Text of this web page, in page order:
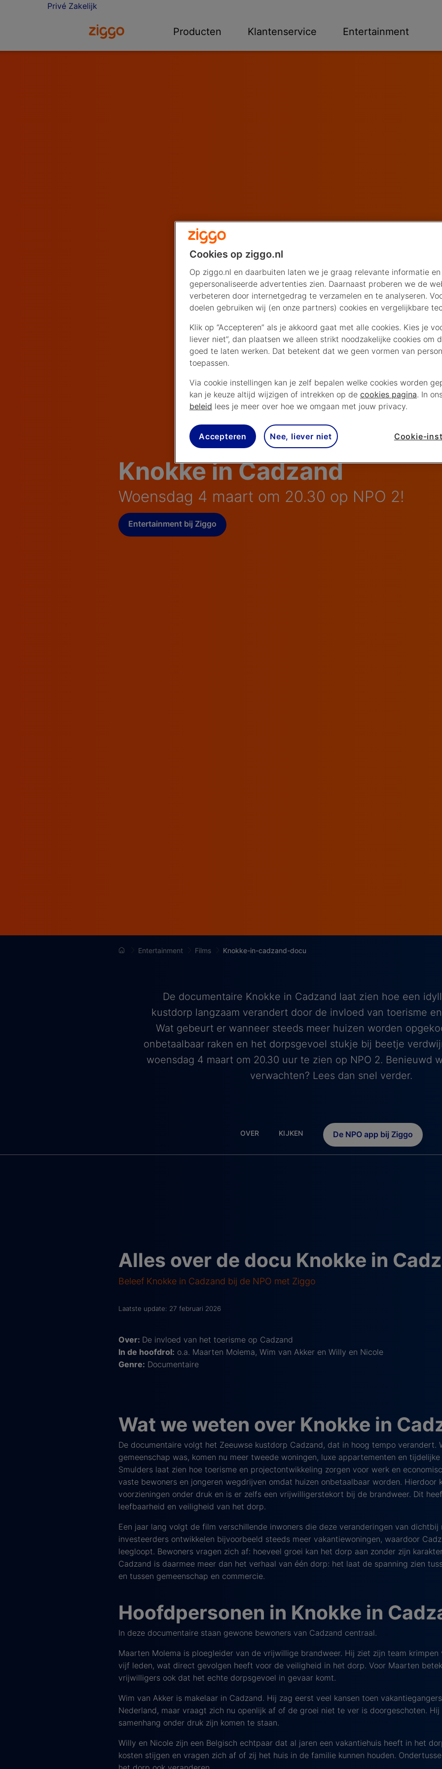
Privé Zakelijk
Ga naar de Ziggo homepageProducten Klantenservice Entertainment
Knokke in Cadzand
Woensdag 4 maart om 20.30 op NPO 2!
Entertainment bij Ziggo
Entertainment Films Knokke-in-cadzand-docu
De documentaire Knokke in Cadzand laat zien hoe een
kustdorp langzaam verandert door de invloed van toerisme
Wat gebeurt er wanneer steeds meer huizen worden
onbetaalbaar raken en het dorpsgevoel stukje bij beetje
woensdag 4 maart om 20.30 uur te zien op NPO 2. Benieuwd
verwachten? Lees dan snel verder.
OVER KIJKEN De NPO app bij Ziggo
Alles over de docu Knokke in
Beleef Knokke in Cadzand bij de NPO met Ziggo
Laatste update: 27 februari 2026
Over: De invloed van het toerisme op Cadzand
In de hoofdrol: o.a. Maarten Molema, Wim van Akker en Willy en Nicole
Genre: Documentaire
Wat we weten over Knokke in
De documentaire volgt het Zeeuwse kustdorp Cadzand, dat in hoog tempo verandert.
gemeenschap was, komen nu meer tweede woningen, luxe appartementen en
Smulders laat zien hoe toerisme en projectontwikkeling zorgen voor werk en
vaste bewoners en jongeren wegdrijven omdat huizen onbetaalbaar worden. Hierdoor
voorzieningen onder druk en is er zelfs een vrijwilligerstekort bij de brandweer. Dit
leefbaarheid en veiligheid van het dorp.
Een jaar lang volgt de film verschillende inwoners die deze veranderingen van dichtbij
investeerders ontwikkelen bijvoorbeeld steeds meer vakantiewoningen, waardoor
leegloopt. Bewoners vragen zich af: hoeveel groei kan het dorp aan zonder zijn
Cadzand is daarmee meer dan het verhaal van één dorp: het laat de spanning zien
en tussen gemeenschap en commercie.
Hoofdpersonen in Knokke in
In deze documentaire staan gewone bewoners van Cadzand centraal.
Maarten Molema is ploegleider van de vrijwillige brandweer. Hij ziet zijn team krimpen
vijf leden, wat direct gevolgen heeft voor de veiligheid in het dorp. Voor Maarten
vrijwilligers ook dat het echte dorpsgevoel in gevaar komt.
Wim van Akker is makelaar in Cadzand. Hij zag eerst veel kansen toen
Nederland, maar vraagt zich nu openlijk af of de groei niet te ver is doorgeschoten.
samenhang onder druk zijn komen te staan.
Willy en Nicole zijn een Belgisch echtpaar dat al jaren een vakantiehuis heeft in het
kosten stijgen en vragen zich af of zij het huis in de familie kunnen houden.
Cookies op ziggo.nl
Op ziggo.nl en daarbuiten laten we je graag relevante informatie en
gepersonaliseerde advertenties zien. Daarnaast proberen we de
verbeteren door internetgedrag te verzamelen en te analyseren.
doelen gebruiken wij (en onze partners) cookies en vergelijkbare
Klik op “Accepteren” als je akkoord gaat met alle cookies. Kies je
liever niet”, dan plaatsen we alleen strikt noodzakelijke cookies om
goed te laten werken. Dat betekent dat we geen vormen van
toepassen.
Via cookie instellingen kan je zelf bepalen welke cookies worden
kan je keuze altijd wijzigen of intrekken op de cookies pagina. In
beleid lees je meer over hoe we omgaan met jouw privacy.
Accepteren Nee, liever niet Cookie-